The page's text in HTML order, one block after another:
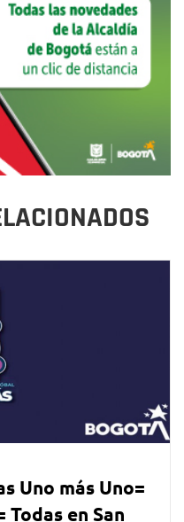
Uno más Uno=
Todas en San